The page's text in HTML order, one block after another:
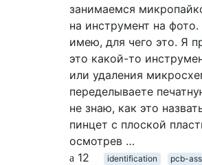
занимаемся
на инструмент на
имею, для чего это. Я
это какой-то
или удаления
переделываете
не знаю, как это
пинцет с плоской
осмотрев …
12
identification pcb-